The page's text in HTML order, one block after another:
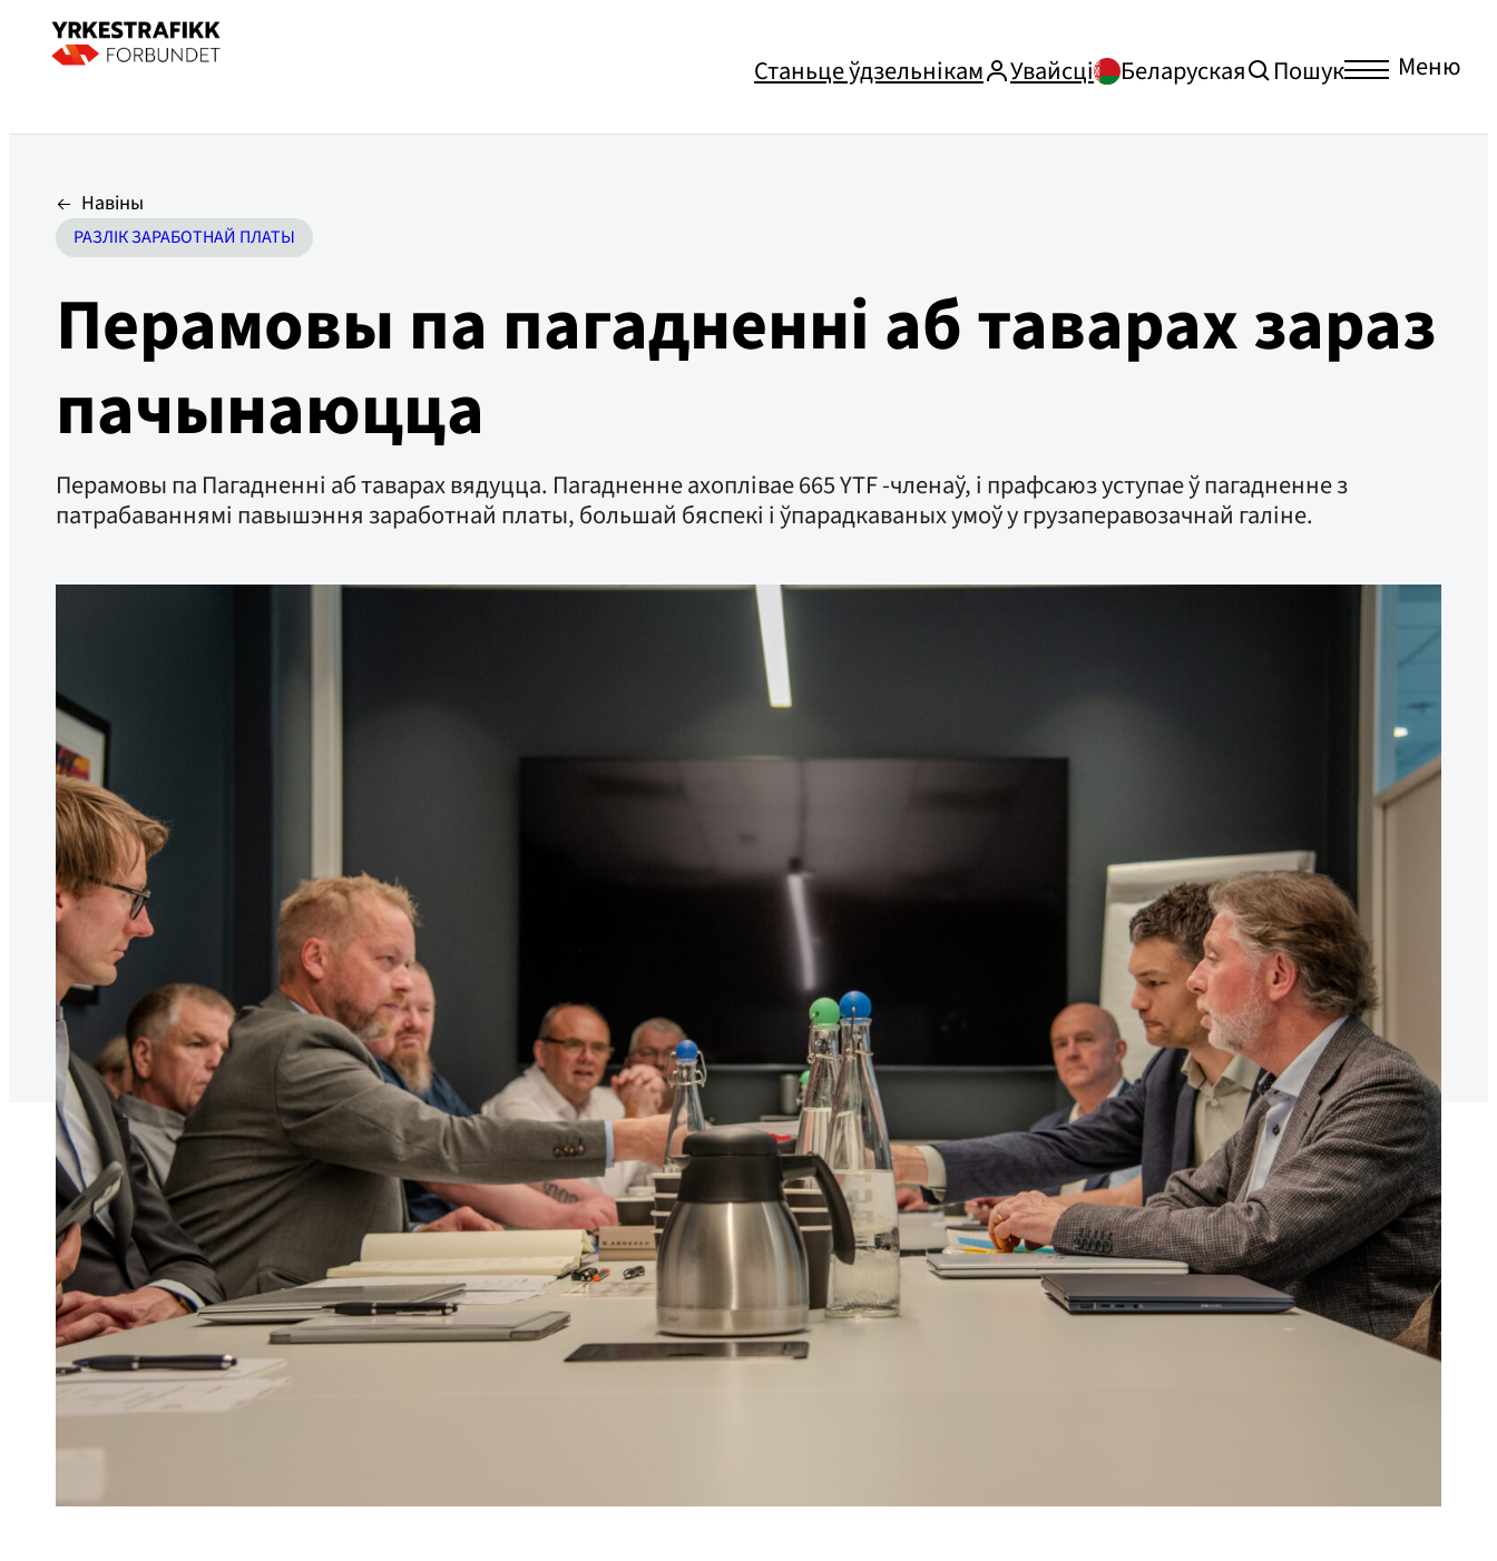
Станьце ўдзельнікам Увайсці Беларуская Пошук Меню
Навіны
РАЗЛІК ЗАРАБОТНАЙ ПЛАТЫ
Перамовы па пагадненні аб таварах зараз
пачынаюцца
Перамовы па Пагадненні аб таварах вядуцца. Пагадненне ахоплівае 665 YTF -членаў, і прафсаюз уступае ў пагадненне з
патрабаваннямі павышэння заработнай платы, большай бяспекі і ўпарадкаваных умоў у грузаперавозачнай галіне.